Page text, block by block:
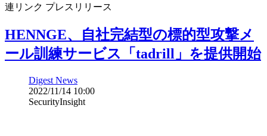
連リンク プレスリリース
HENNGE、自社完結型の標的型攻撃メ
ール訓練サービス「tadrill」を提供開始
Digest News
2022/11/14 10:00
SecurityInsight